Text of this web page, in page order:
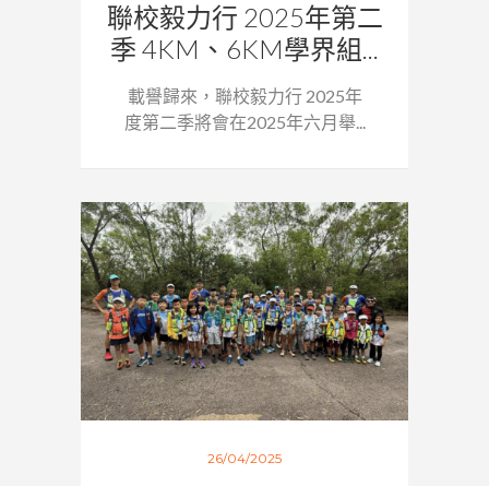
聯校毅力行 2025年第二
季 4KM、6KM學界組...
載譽歸來，聯校毅力行 2025年
度第二季將會在2025年六月舉...
26/04/2025